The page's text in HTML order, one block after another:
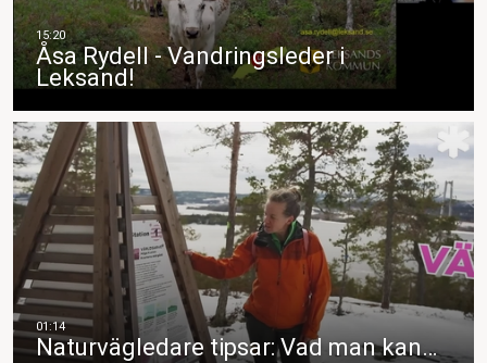
Åsa Rydell - Vandringsleder i
Leksand!
Naturvägledare tipsar: Vad man kan…